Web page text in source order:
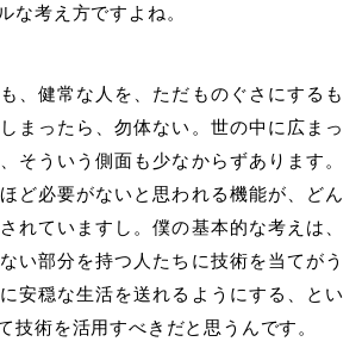
な考え方ですよね。
、健常な人を、ただものぐさにするも
まったら、勿体ない。世の中に広まっ
そういう側面も少なからずあります。
ど必要がないと思われる機能が、どん
れていますし。僕の基本的な考えは、
い部分を持つ人たちに技術を当てがう
安穏な生活を送れるようにする、とい
技術を活用すべきだと思うんです。